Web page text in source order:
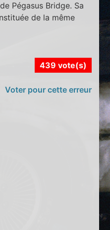
Pégasus Bridge. Sa
de la même
439 vote(s)
Voter pour cette erreur